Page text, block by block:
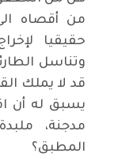
من أقصاه
حقيقيا
وتناسل
قد لا يملك
يسبق له أن
مدجنة،
المطبق؟